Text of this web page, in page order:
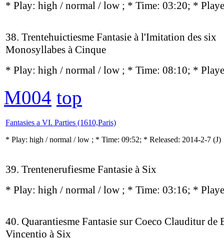
* Play: high / normal / low ; * Time: 03:20; *
38. Trentehuictiesme Fantasie à l'Imitation des six
Monosyllabes à Cinque
* Play: high / normal / low ; * Time: 08:10; *
M004 top
Fantasies a VI. Parties (1610,Paris)
* Play: high / normal / low ; * Time: 09:52; * Released: 2014-2-7 (J)
39. Trentenerufiesme Fantasie à Six
* Play: high / normal / low ; * Time: 03:16; *
40. Quarantiesme Fantasie sur Coeco Clauditur de
Vincentio à Six